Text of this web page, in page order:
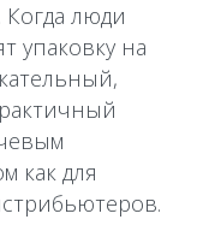
Когда люди
упаковку на
как для